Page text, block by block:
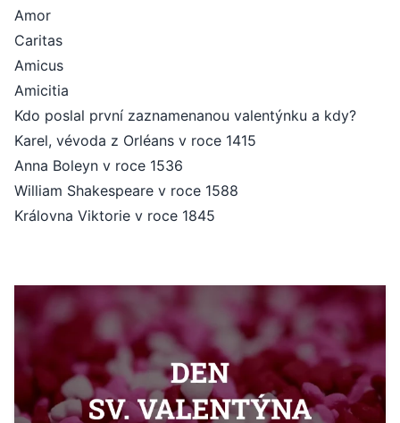
Amor
Caritas
Amicus
Amicitia
Kdo poslal první zaznamenanou valentýnku a kdy?
Karel, vévoda z Orléans v roce 1415
Anna Boleyn v roce 1536
William Shakespeare v roce 1588
Královna Viktorie v roce 1845